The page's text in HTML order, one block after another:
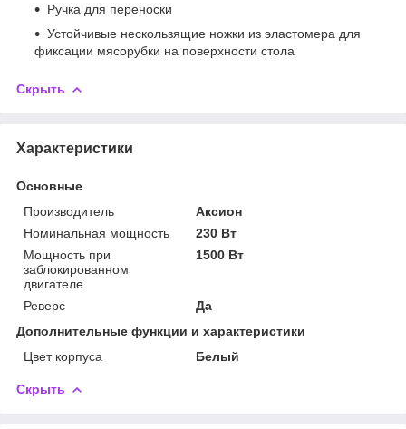
Ручка для переноски
Устойчивые нескользящие ножки из эластомера для
фиксации мясорубки на поверхности стола
Скрыть
Характеристики
Основные
Производитель
Аксион
Номинальная мощность
230 Вт
Мощность при
заблокированном
двигателе
1500 Вт
Реверс
Да
Дополнительные функции и характеристики
Цвет корпуса
Белый
Скрыть